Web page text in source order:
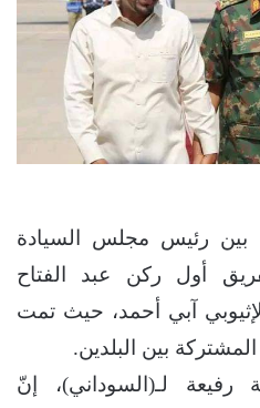
بين رئيس مجلس السيادة
أول ركن عبد الفتاح
آبي أحمد، حيث تمت
بين البلدين.
رفيعة لـ(السوداني)، إنّ